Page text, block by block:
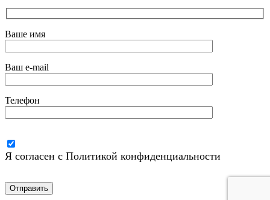
Ваше имя
Ваш e-mail
Телефон
Я согласен с Политикой конфиденциальности